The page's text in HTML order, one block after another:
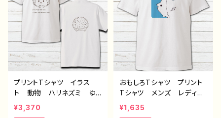
リジナル デザイン グッ
ズ ネタTシャツ タイト
ル：どんなあなたも大好きT
シャツ（ローマ字、英語）
作：Hanami B-2
半袖シャツ タイトル：でん
ぐりんTシャツ 作：Hanam
プリントTシャツ イラス
ト 動物 ハリネズミ ゆ
るかわ レディース かわ
いい おしゃれ 個性的
¥3,370
おもしろTシャツ プリント
Tシャツ メンズ レディー
ス 面白Tシャツ イラス
ト ゆるかわ 可愛い 動
¥1,635